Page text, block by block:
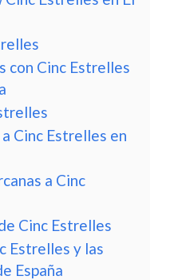
con Cinc Estrelles
Cinc Estrelles en
a Cinc
Cinc Estrelles
Estrelles y las
España